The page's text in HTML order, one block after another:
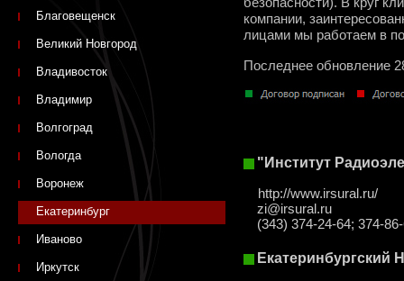
компании,
лицами мы работаем в
Последнее обновление
"Институт
http://www.irsural.ru/
zi@irsural.ru
(343) 374-24-64; 374-
Благовещенск
Великий Новгород
Владивосток
Владимир
Волгоград
Вологда
Воронеж
Екатеринбург
Иваново
Иркутск